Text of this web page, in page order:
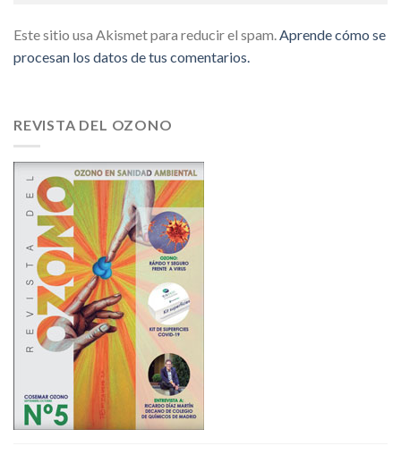
Este sitio usa Akismet para reducir el spam.Aprende cómo se
procesan los datos de tus comentarios.
REVISTA DEL OZONO